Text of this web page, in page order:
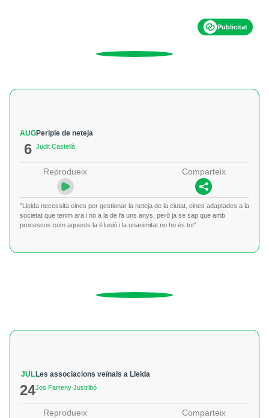
Publicitat
AUG
6
Periple de neteja
Judit Castellà
Reprodueix Comparteix
"Lleida necessita eines per gestionar la neteja de la ciutat, eines adaptades a la
societat que tenim ara i no a la de fa uns anys, però ja se sap que amb
processos com aquests la il·lusió i la unanimitat no ho és tot"
JUL
24
Les associacions veïnals a Lleida
Jos Farreny Justribó
Reprodueix Comparteix